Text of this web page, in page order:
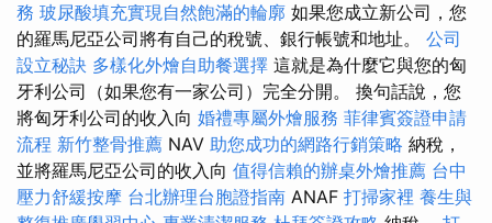
務 玻尿酸填充實現自然飽滿的輪廓 如果您成立新公司，您
的羅馬尼亞公司將有自己的稅號、銀行帳號和地址。 公司
設立秘訣 多樣化外燴自助餐選擇 這就是為什麼它與您的匈
牙利公司（如果您有一家公司）完全分開。 換句話說，您
將匈牙利公司的收入向 婚禮專屬外燴服務 菲律賓簽證申請
流程 新竹整骨推薦 NAV 助您成功的網路行銷策略 納稅，
並將羅馬尼亞公司的收入向 值得信賴的辦桌外燴推薦 台中
壓力舒緩按摩 台北辦理台胞證指南 ANAF 打掃家裡 養生與